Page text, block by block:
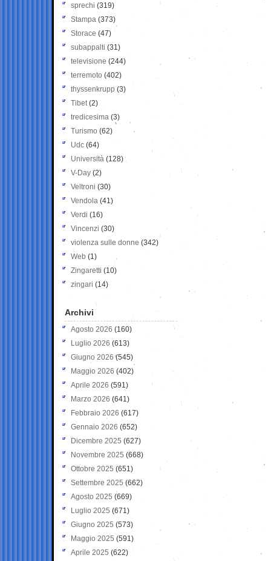
sprechi (319)
Stampa (373)
Storace (47)
subappalti (31)
televisione(244)
terremoto (402)
thyssenkrupp (3)
Tibet(2)
tredicesima (3)
Turismo (62)
Udc (64)
Università (128)
V-Day (2)
Veltroni (30)
Vendola (41)
Verdi (16)
Vincenzi (30)
violenza sulle donne (342)
Web (1)
Zingaretti (10)
zingari (14)
Archivi
Agosto 2026 (160)
Luglio 2026 (613)
Giugno 2026 (545)
Maggio 2026 (402)
Aprile 2026 (591)
Marzo 2026 (641)
Febbraio 2026 (617)
Gennaio 2026 (652)
Dicembre 2025 (627)
Novembre 2025 (668)
Ottobre 2025 (651)
Settembre 2025 (662)
Agosto 2025 (669)
Luglio 2025 (671)
Giugno 2025 (573)
Maggio 2025 (591)
Aprile 2025 (622)